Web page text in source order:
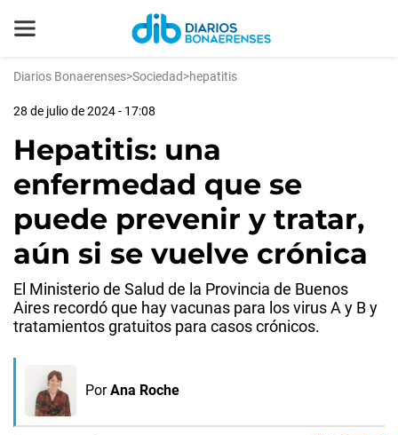
Diarios Bonaerenses>Sociedad>hepatitis
28 de julio de 2024 - 17:08
Hepatitis: una
enfermedad que se
puede prevenir y tratar,
aún si se vuelve crónica
El Ministerio de Salud de la Provincia de Buenos
Aires recordó que hay vacunas para los virus A y B y
tratamientos gratuitos para casos crónicos.
Por Ana Roche